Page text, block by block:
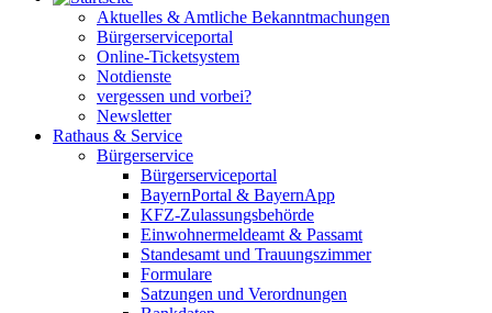
Aktuelles & Amtliche Bekanntmachungen
Bürgerserviceportal
Online-Ticketsystem
Notdienste
vergessen und vorbei?
Newsletter
Rathaus & Service
Bürgerservice
Bürgerserviceportal
BayernPortal & BayernApp
KFZ-Zulassungsbehörde
Einwohnermeldeamt & Passamt
Standesamt und Trauungszimmer
Formulare
Satzungen und Verordnungen